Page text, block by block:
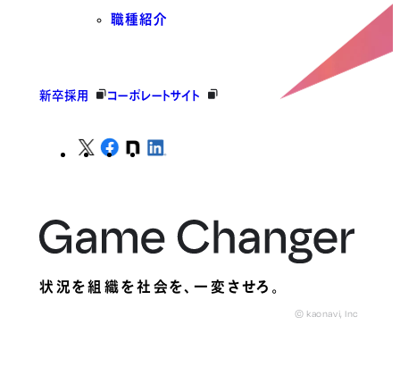
職種紹介
新卒採用 コーポレートサイト
状況を組織を社会を、一変させろ。
© kaonavi, Inc